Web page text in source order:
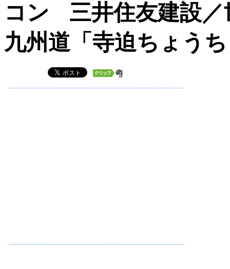
三井住友建設
九州道「寺迫ちょう